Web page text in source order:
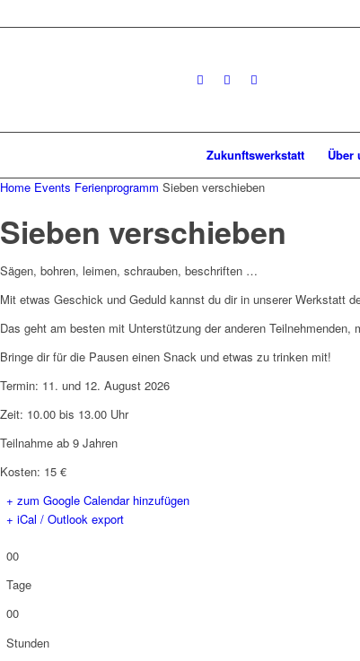
Zukunftswerkstatt Über
Home Events Ferienprogramm Sieben verschieben
Sieben verschieben
Sägen, bohren, leimen, schrauben, beschriften …
Mit etwas Geschick und Geduld kannst du dir in unserer Werkstatt
Das geht am besten mit Unterstützung der anderen
Bringe dir für die Pausen einen Snack und etwas zu trinken mit!
Termin: 11. und 12. August 2026
Zeit: 10.00 bis 13.00 Uhr
Teilnahme ab 9 Jahren
Kosten: 15 €
+ zum Google Calendar hinzufügen
+ iCal / Outlook export
00
Tage
00
Stunden